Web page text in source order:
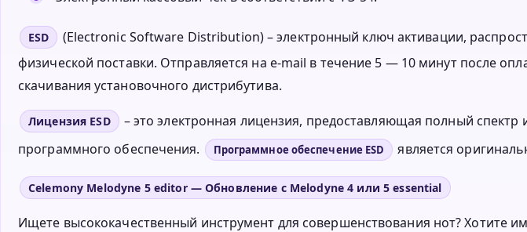
ESD
(Electronic Software Distribution) – электронный ключ активации,
физической поставки. Отправляется на e-mail в течение 5 — 10 минут после
скачивания установочного дистрибутива.
Лицензия ESD
– это электронная лицензия, предоставляющая полный спектр
программного обеспечения.
Программное обеспечение ESD является
Celemony Melodyne 5 editor — Обновление с Melodyne 4 или 5 essential
Ищете высококачественный инструмент для совершенствования нот? Хотите